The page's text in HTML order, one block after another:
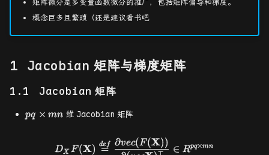
OpenMP 基础
软件相关
数据库相关
系统相关
摄像机模型
对极几何和基本矩阵
EndoNeRF
SCARED
FFM 系列
工具相关
三维数据场可视化
第五节
杂项
一阶实矩阵微分与
Jacobian 矩阵辨识
视频图像处理工具
AI 工具
概念巨多且繁琐（还是建议看书吧
Jacobian 矩阵与梯度矩阵
Jacobian 矩阵
pq
pq × mn 维 Jacobian 矩阵
D_{X}F(\mathbf{X})
DX F(X) =
def ∂vec(F (X))
∈ Rpq×mn